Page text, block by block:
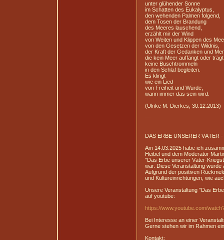
unter glühender Sonne
im Schatten des Eukalyptus,
den wehenden Palmen folgend,
dem Tosen der Brandung
des Meeres lauschend,
erzählt mir der Wind
von Weiten und Klippen des
von den Gesetzen der Wildnis,
der Kraft der Gedanken und
die kein Meer auffängt oder
keine Buschtrommeln
in den Schlaf begleiten.
Es klingt
wie ein Lied
von Freiheit und Würde,
wann immer das sein wird.
(Ulrike M. Dierkes, 30.12.2013)
---
DAS ERBE UNSERER VÄTER
Am 14.03.2025 habe ich
Heibel und dem Moderator
"Das Erbe unserer Väter-
war. Diese Veranstaltung wurde
Aufgrund der positiven
und Kultureinrichtungen, wie
Unsere Veranstaltung "Das
auf youtube:
https://www.youtube.com/
Bei Interesse an einer
Gerne stehen wir im Rahmen
Kontakt: